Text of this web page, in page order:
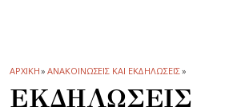
ΑΡΧΙΚΗ» ΑΝΑΚΟΙΝΩΣΕΙΣ ΚΑΙ ΕΚΔΗΛΩΣΕΙΣ»
ΕΚΔΗΛΩΣΕΙΣ